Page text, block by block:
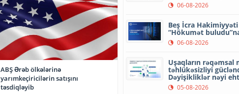
ABŞ Ərəb ölkələrinə
yarımkeçiricilərin satışını
təsdiqləyib
06-08-2026
Beş İcra
“Hökumət
06-08-2026
Uşaqların rəqəmsal
təhlükəsizliyi
Dəyişikliklər nəyi
05-08-2026